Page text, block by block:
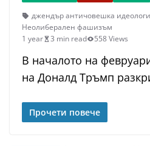
джендър античовешка
Неолиберален фашизъм
1 year
3 min read 558 Views
В началото на
на Доналд Тръмп
Прочети повече